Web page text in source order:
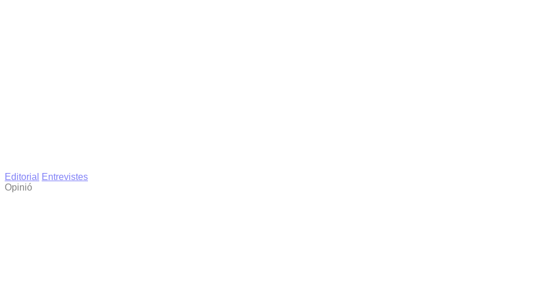
Editorial
Entrevistes
Opinió